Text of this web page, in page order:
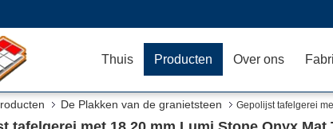
Thuis Producten Over ons
De Plakken van de granietsteen Gepolijst tafelgerei